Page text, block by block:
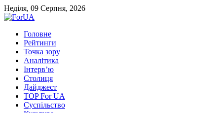
Неділя, 09 Серпня, 2026
Головне
Рейтинги
Точка зору
Аналітика
Інтерв’ю
Столиця
Дайджест
TOP For UA
Суспiльство